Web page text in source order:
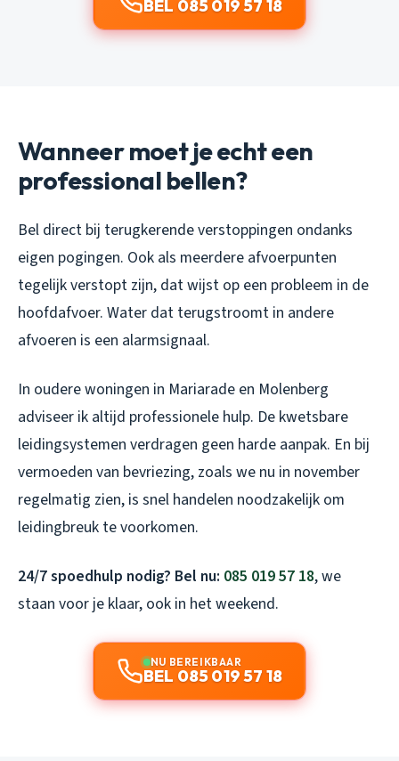
BEL 085 019 57 18
Wanneer moet je echt een
professional bellen?
Bel direct bij terugkerende verstoppingen ondanks
eigen pogingen. Ook als meerdere afvoerpunten
tegelijk verstopt zijn, dat wijst op een probleem in de
hoofdafvoer. Water dat terugstroomt in andere
afvoeren is een alarmsignaal.
In oudere woningen in Mariarade en Molenberg
adviseer ik altijd professionele hulp. De kwetsbare
leidingsystemen verdragen geen harde aanpak. En bij
vermoeden van bevriezing, zoals we nu in november
regelmatig zien, is snel handelen noodzakelijk om
leidingbreuk te voorkomen.
24/7 spoedhulp nodig? Bel nu: 085 019 57 18, we
staan voor je klaar, ook in het weekend.
NU BEREIKBAAR
BEL 085 019 57 18